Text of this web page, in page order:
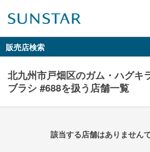
販売店検索
北九州市戸畑区のガム・ハグキ
ブラシ #688を扱う店舗一覧
該当する店舗はありません